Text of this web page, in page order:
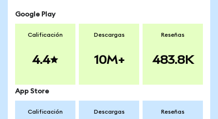
Google Play
Calificación
4.4
Descargas
10M+
Reseñas
483.8K
App Store
Calificación Descargas Reseñas